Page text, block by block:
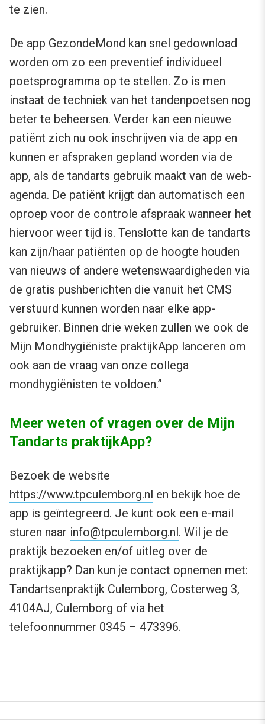
te zien.
De app GezondeMond kan snel gedownload
worden om zo een preventief individueel
poetsprogramma op te stellen. Zo is men
instaat de techniek van het tandenpoetsen nog
beter te beheersen. Verder kan een nieuwe
patiënt zich nu ook inschrijven via de app en
kunnen er afspraken gepland worden via de
app, als de tandarts gebruik maakt van de web-
agenda. De patiënt krijgt dan automatisch een
oproep voor de controle afspraak wanneer het
hiervoor weer tijd is. Tenslotte kan de tandarts
kan zijn/haar patiënten op de hoogte houden
van nieuws of andere wetenswaardigheden via
de gratis pushberichten die vanuit het CMS
verstuurd kunnen worden naar elke app-
gebruiker. Binnen drie weken zullen we ook de
Mijn Mondhygiëniste praktijkApp lanceren om
ook aan de vraag van onze collega
mondhygiënisten te voldoen.”
Meer weten of vragen over de Mijn
Tandarts praktijkApp?
Bezoek de website
https://www.tpculemborg.nl en bekijk hoe de
app is geïntegreerd. Je kunt ook een e-mail
sturen naar info@tpculemborg.nl. Wil je de
praktijk bezoeken en/of uitleg over de
praktijkapp? Dan kun je contact opnemen met:
Tandartsenpraktijk Culemborg, Costerweg 3,
4104AJ, Culemborg of via het
telefoonnummer 0345 – 473396.